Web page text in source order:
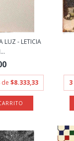
LUZ - LETICIA
de $8.333,33 3